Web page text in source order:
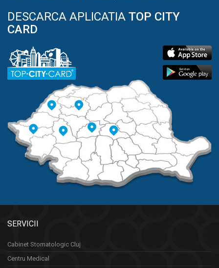
DESCARCA APLICATIA TOP CITY
CARD
SERVICII
Cabinet Stomatologic Cluj
Centru Medical